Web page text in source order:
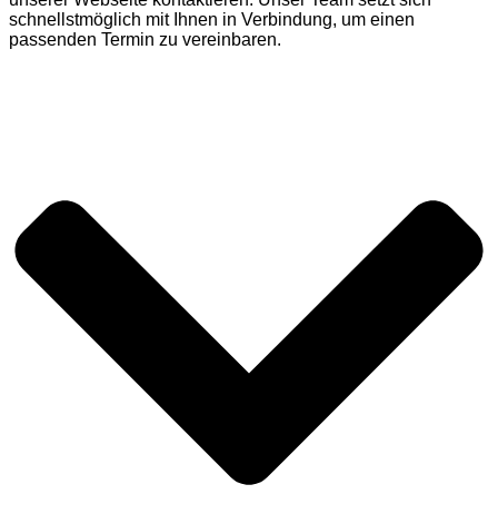
schnellstmöglich mit Ihnen in Verbindung, um einen
passenden Termin zu vereinbaren.